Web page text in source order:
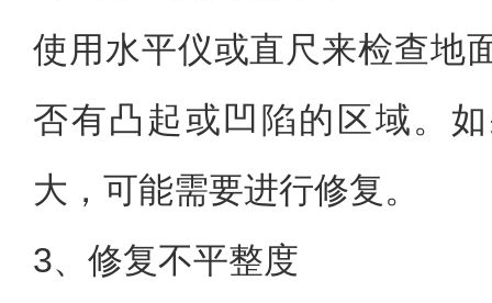
使用水平仪或直尺来检查地
否有凸起或凹陷的区域。
大，可能需要进行修复。
3、修复不平整度